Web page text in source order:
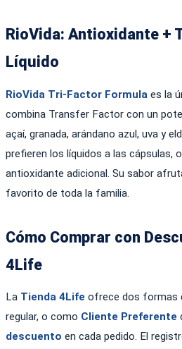
RioVida: Antioxidante +
Líquido
RioVida Tri-Factor Formula es la
combina Transfer Factor con un
açaí, granada, arándano azul, uva y
prefieren los líquidos a las cápsulas,
antioxidante adicional. Su sabor
favorito de toda la familia.
Cómo Comprar con
4Life
La Tienda 4Life ofrece dos formas
regular, o como Cliente Preferente
descuento en cada pedido. El